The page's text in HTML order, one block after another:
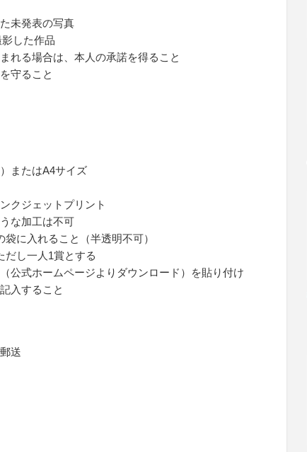
未発表の写真
した作品
れる場合は、本人の承諾を得ること
守ること
またはA4サイズ
クジェットプリント
な加工は不可
に入れること（半透明不可）
し一人1賞とする
公式ホームページよりダウンロード）を貼り付け
入すること
送